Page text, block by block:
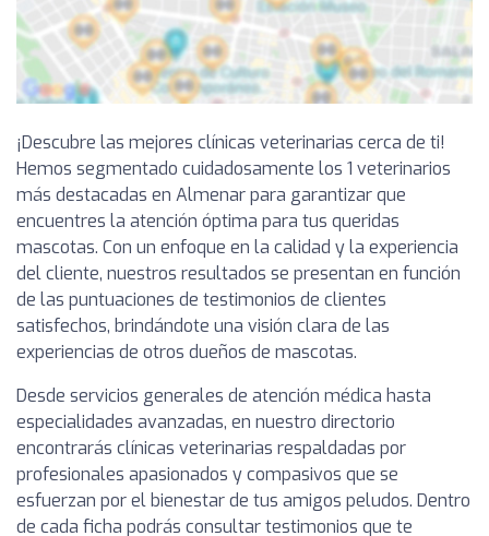
¡Descubre las mejores clínicas veterinarias cerca de ti!
Hemos segmentado cuidadosamente los 1 veterinarios
más destacadas en Almenar para garantizar que
encuentres la atención óptima para tus queridas
mascotas. Con un enfoque en la calidad y la experiencia
del cliente, nuestros resultados se presentan en función
de las puntuaciones de testimonios de clientes
satisfechos, brindándote una visión clara de las
experiencias de otros dueños de mascotas.
Desde servicios generales de atención médica hasta
especialidades avanzadas, en nuestro directorio
encontrarás clínicas veterinarias respaldadas por
profesionales apasionados y compasivos que se
esfuerzan por el bienestar de tus amigos peludos. Dentro
de cada ficha podrás consultar testimonios que te